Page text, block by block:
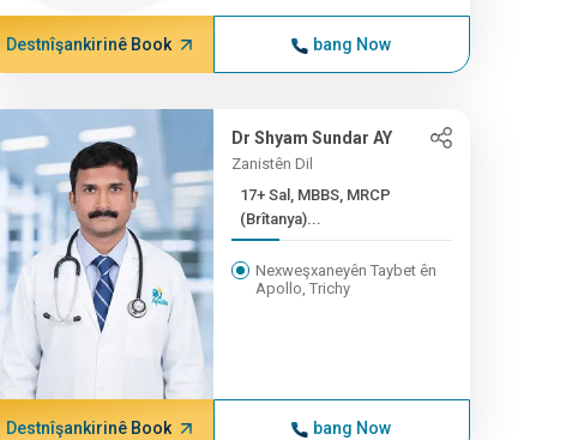
Destnîşankirinê Book bang Now
Dr Shyam Sundar AY
Zanistên Dil
17+ Sal, MBBS, MRCP
(Brîtanya)...
Nexweşxaneyên Taybet ên
Apollo, Trichy
Destnîşankirinê Book bang Now